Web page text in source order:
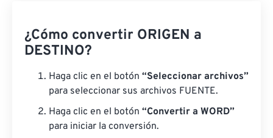
¿Cómo convertir ORIGEN a
DESTINO?
Haga clic en el botón “Seleccionar archivos”
para seleccionar sus archivos FUENTE.
Haga clic en el botón “Convertir a WORD”
para iniciar la conversión.